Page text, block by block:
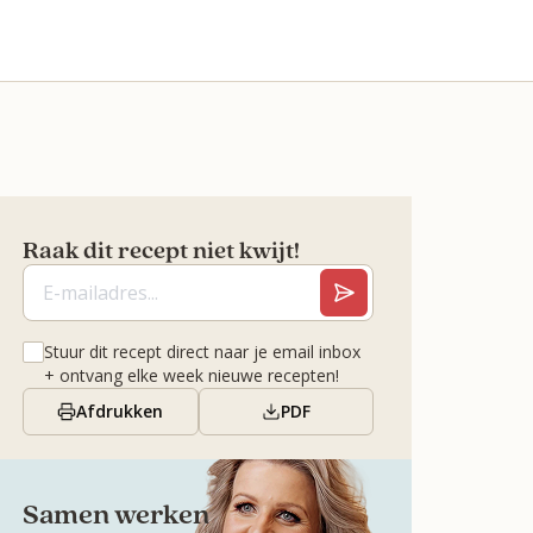
Raak dit recept niet kwijt!
Stuur dit recept direct naar je email inbox
+ ontvang elke week nieuwe recepten!
Afdrukken
PDF
Samen werken